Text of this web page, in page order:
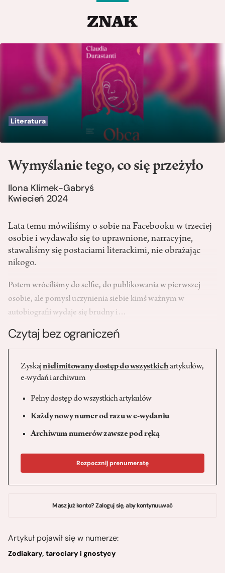
Literatura
Wymyślanie tego, co się przeżyło
Ilona Klimek-Gabryś
Kwiecień 2024
Lata temu mówiliśmy o sobie na Facebooku w trzeciej
osobie i wydawało się to uprawnione, narracyjne,
stawaliśmy się postaciami literackimi, nie obrażając
nikogo.
Potem wróciliśmy do selfie, do publikowania w pierwszej
osobie, ale pomysł uczynienia siebie kimś ważnym w
autobiografii wydaje się brudny i…
Czytaj bez ograniczeń
Zyskajnielimitowany dostęp do wszystkichartykułów,
e-wydań i archiwum
Pełny dostęp do wszystkich artykułów
Każdy nowy numer od razu w e-wydaniu
Archiwum numerów zawsze pod ręką
Rozpocznij prenumeratę
Masz już konto? Zaloguj się, aby kontynuuwać
Artykuł pojawił się w numerze:
Zodiakary, tarociary i gnostycy